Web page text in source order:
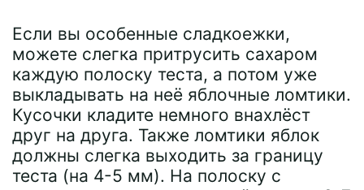
Если вы особенные сладкоежки,
можете слегка притрусить сахаром
каждую полоску теста, а потом уже
выкладывать на неё яблочные ломтики.
Кусочки кладите немного внахлёст
друг на друга. Также ломтики яблок
должны слегка выходить за границу
теста (на 4-5 мм). На полоску с